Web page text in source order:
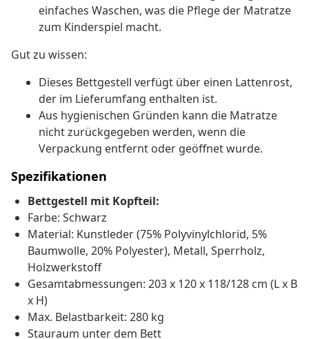
einfaches Waschen, was die Pflege der Matratze
zum Kinderspiel macht.
Gut zu wissen:
Dieses Bettgestell verfügt über einen Lattenrost,
der im Lieferumfang enthalten ist.
Aus hygienischen Gründen kann die Matratze
nicht zurückgegeben werden, wenn die
Verpackung entfernt oder geöffnet wurde.
Spezifikationen
Bettgestell mit Kopfteil:
Farbe: Schwarz
Material: Kunstleder (75% Polyvinylchlorid, 5%
Baumwolle, 20% Polyester), Metall, Sperrholz,
Holzwerkstoff
Gesamtabmessungen: 203 x 120 x 118/128 cm (L x B
x H)
Max. Belastbarkeit: 280 kg
Stauraum unter dem Bett